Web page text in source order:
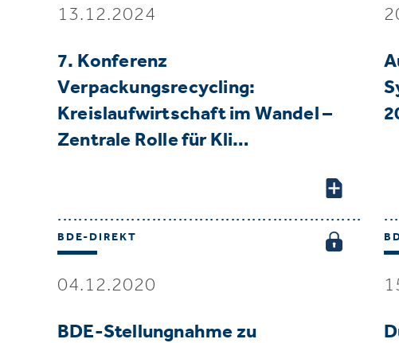
13.12.2024
7. Konferenz
Verpackungsrecycling:
Kreislaufwirtschaft im Wandel –
Zentrale Rolle für Kli…
BDE-DIREKT
04.12.2020
BDE-Stellungnahme zu